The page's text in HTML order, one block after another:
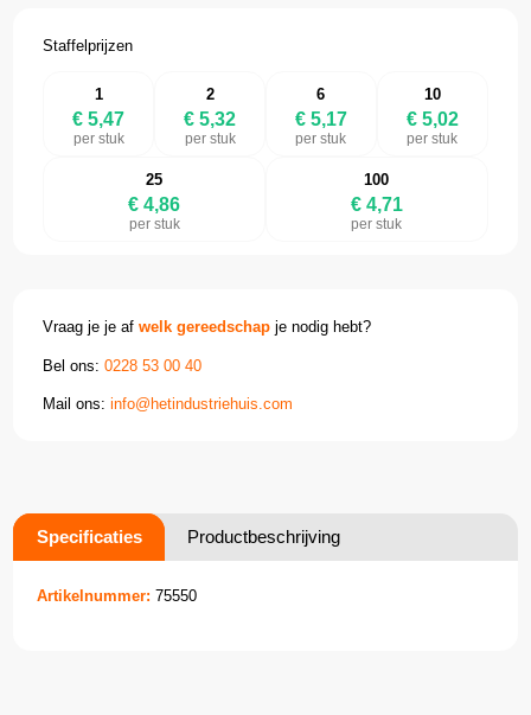
Staffelprijzen
1
€ 5,47
per stuk
2
€ 5,32
per stuk
6
€ 5,17
per stuk
10
€ 5,02
per stuk
25
€ 4,86
per stuk
100
€ 4,71
per stuk
Vraag je je afwelk gereedschap je nodig hebt?
Bel ons:0228 53 00 40
Mail ons:info@hetindustriehuis.com
Specificaties Productbeschrijving
Artikelnummer: 75550